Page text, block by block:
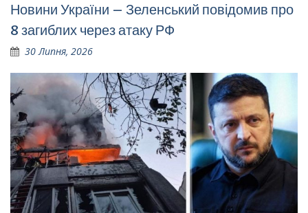
Новини України – Зеленський повідомив про
8 загиблих через атаку РФ
30 Липня, 2026